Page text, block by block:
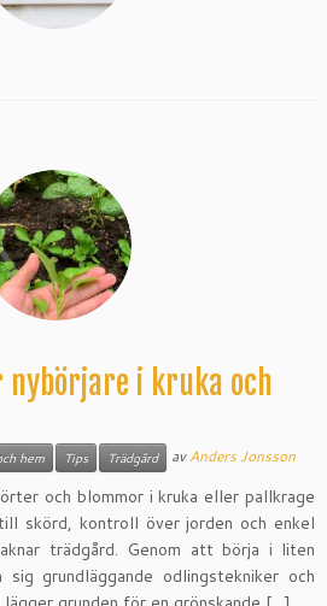
nybörjare i kruka och
hem Tips Trädgård avAnders Jonsson
och blommor i kruka eller pallkrage
skörd, kontroll över jorden och enkel
trädgård. Genom att börja i liten
sig grundläggande odlingstekniker och